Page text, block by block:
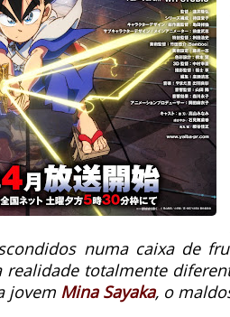
numa caixa de
realidade totalmente
jovem Mina Sayaka, o